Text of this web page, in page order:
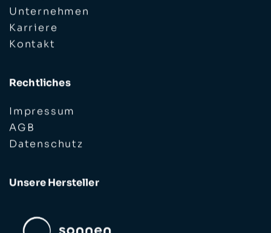
Unternehmen
Karriere
Kontakt
Rechtliches
Impressum
AGB
Datenschutz
Unsere Hersteller